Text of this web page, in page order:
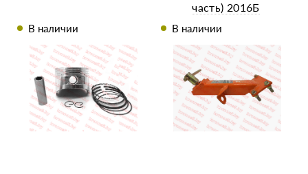
В наличии
часть) 2016Б
В наличии